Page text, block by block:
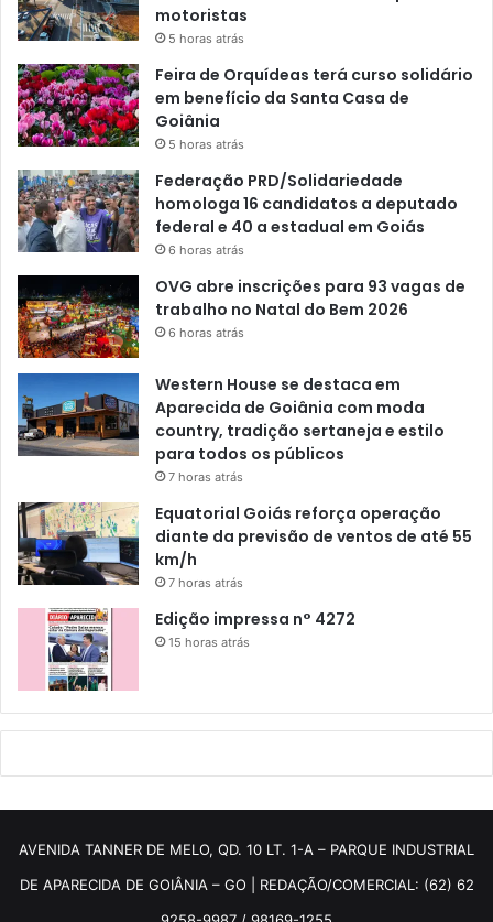
motoristas
5 horas atrás
Feira de Orquídeas terá curso solidário
em benefício da Santa Casa de
Goiânia
5 horas atrás
Federação PRD/Solidariedade
homologa 16 candidatos a deputado
federal e 40 a estadual em Goiás
6 horas atrás
OVG abre inscrições para 93 vagas de
trabalho no Natal do Bem 2026
6 horas atrás
Western House se destaca em
Aparecida de Goiânia com moda
country, tradição sertaneja e estilo
para todos os públicos
7 horas atrás
Equatorial Goiás reforça operação
diante da previsão de ventos de até 55
km/h
7 horas atrás
Edição impressa n° 4272
15 horas atrás
AVENIDA TANNER DE MELO, QD. 10 LT. 1-A – PARQUE INDUSTRIAL
DE APARECIDA DE GOIÂNIA – GO | REDAÇÃO/COMERCIAL: (62) 62